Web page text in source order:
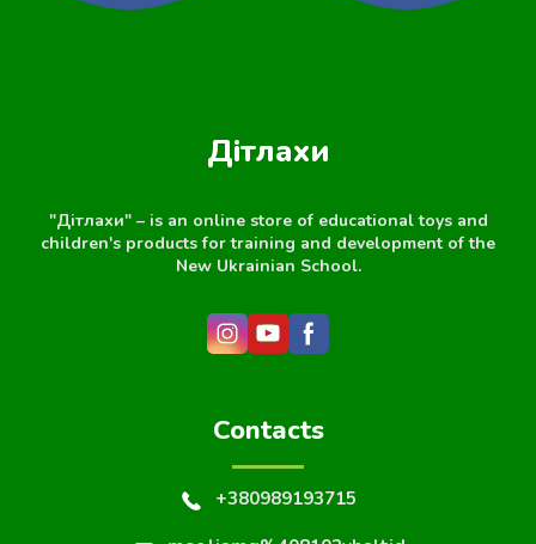
Дітлахи
"Дітлахи" – is an online store of educational toys and
children's products for training and development of the
New Ukrainian School.
Contacts
+380989193715